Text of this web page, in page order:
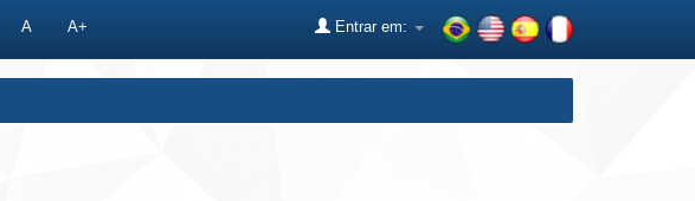
A A+ Entrar em: